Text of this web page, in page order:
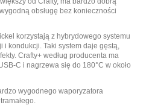
obsługę bez konieczności
korzystają z hybrydowego systemu
i kondukcji. Taki system daje gęstą,
Crafty+ według producenta ma
C i nagrzewa się do 180°C w około
wygodnego waporyzatora